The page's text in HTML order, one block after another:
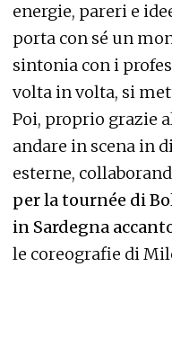
energie, pareri e
porta con sé un
sintonia con i
volta in volta, si
Poi, proprio grazie
andare in scena in
esterne,
per la tournée di
in Sardegna
le coreografie di